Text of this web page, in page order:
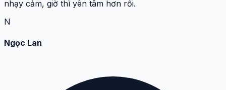
nhạy cảm, giờ thì yên tâm hơn rồi.
N
Ngọc Lan